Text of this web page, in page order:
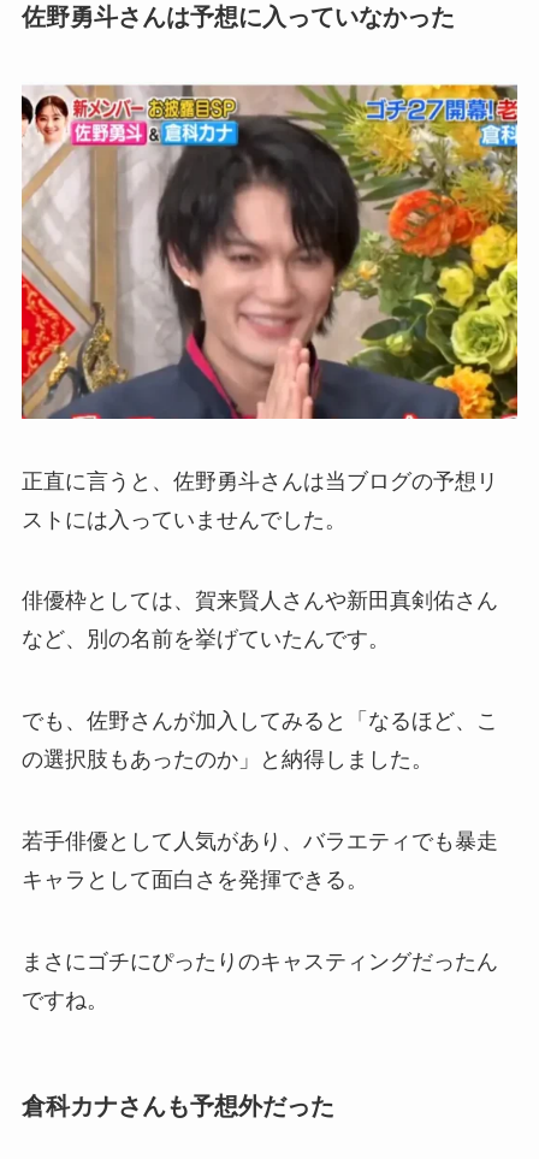
佐野勇斗さんは予想に入っていなかった
正直に言うと、佐野勇斗さんは当ブログの予想リ
ストには入っていませんでした。
俳優枠としては、賀来賢人さんや新田真剣佑さん
など、別の名前を挙げていたんです。
でも、佐野さんが加入してみると「なるほど、こ
の選択肢もあったのか」と納得しました。
若手俳優として人気があり、バラエティでも暴走
キャラとして面白さを発揮できる。
まさにゴチにぴったりのキャスティングだったん
ですね。
倉科カナさんも予想外だった